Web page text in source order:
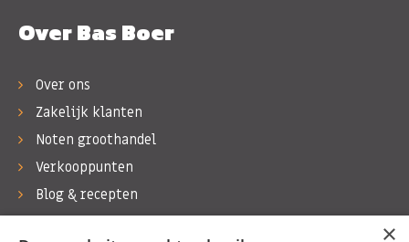
Over Bas Boer
Over ons
Zakelijk klanten
Noten groothandel
Verkooppunten
Blog & recepten
Werken bij Bas Boer Noten
×